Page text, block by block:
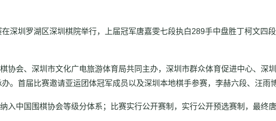
深圳罗湖区深圳棋院举行，上届冠军唐嘉雯七段执白289手中盘胜丁柯文四
协会、深圳市文化广电旅游体育局共同主办，深圳市群众体育促进中心、深
。首届比赛邀请亚运团体冠军成员以及深圳本地棋手参赛，李赫六段、汪雨
入中国围棋协会等级分体系；比赛实行公开赛制，实行公开预选赛制，最终